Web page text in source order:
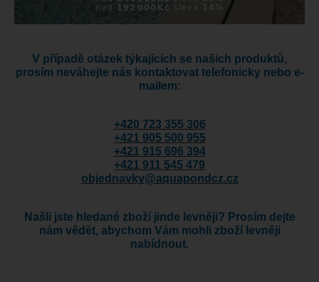
V případě otázek týkajících se našich produktů,
prosím neváhejte nás kontaktovat telefonicky nebo e-
mailem:
+420 723 355 306
+421 905 500 955
+421 915 696 394
+421 911 545 479
objednavky@aquapondcz.cz
Našli jste hledané zboží jinde levněji? Prosím dejte
nám vědět, abychom Vám mohli zboží levněji
nabídnout.